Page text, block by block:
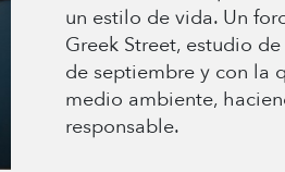
un estilo de vida. Un
Greek Street, estudio
de septiembre y con la
medio ambiente,
responsable.